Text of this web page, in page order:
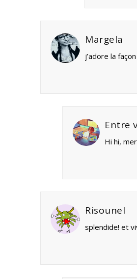
Margela
j’adore la
Entre
Hi hi,
Risounel
splendide! et